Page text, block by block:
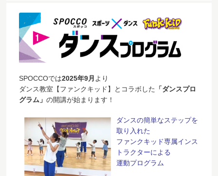
SPOCCOでは2025年9月 より
ダンス教室【ファンクキッド】とコラボした
「ダンスプロ
グラム」 の開講が始まります！
ダンスの簡単なステップを
取り入れた
ファンクキッド専属インス
トラクターによる
運動プログラム